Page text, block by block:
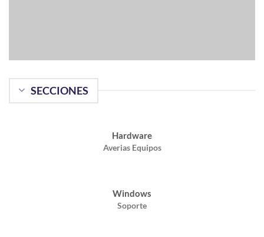
SECCIONES
Hardware
Averias Equipos
Windows
Soporte